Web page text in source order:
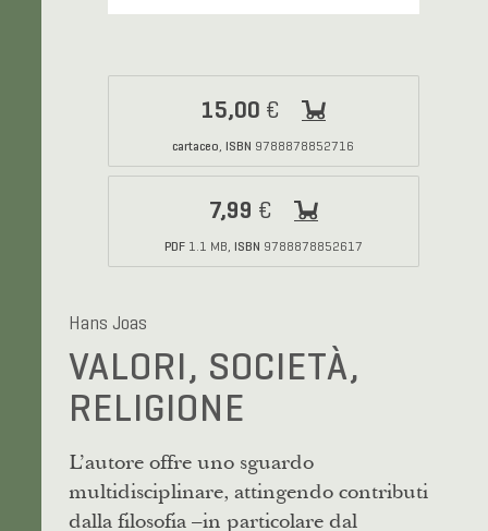
15,00 €
cartaceo, ISBN 9788878852716
7,99 €
PDF1.1 MB, ISBN 9788878852617
Hans Joas
VALORI, SOCIETÀ,
RELIGIONE
L’autore offre uno sguardo
multidisciplinare, attingendo contributi
dalla filosofia –in particolare dal